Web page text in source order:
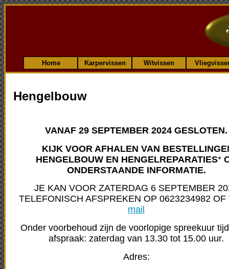
Home Karpervissen Witvissen
Hengelbouw
VANAF 29 SEPTEMBER 2024 GESLOTEN.
KIJK VOOR AFHALEN VAN
HENGELBOUW EN HENGELREPARATIES*
ONDERSTAANDE INFORMATIE.
JE KAN VOOR ZATERDAG 6 SEPTEMBER
TELEFONISCH AFSPREKEN OP 0623234982
mail
Onder voorbehoud zijn de voorlopige spreekuur
afspraak: zaterdag van 13.30 tot 15.00 uur.
Adres: